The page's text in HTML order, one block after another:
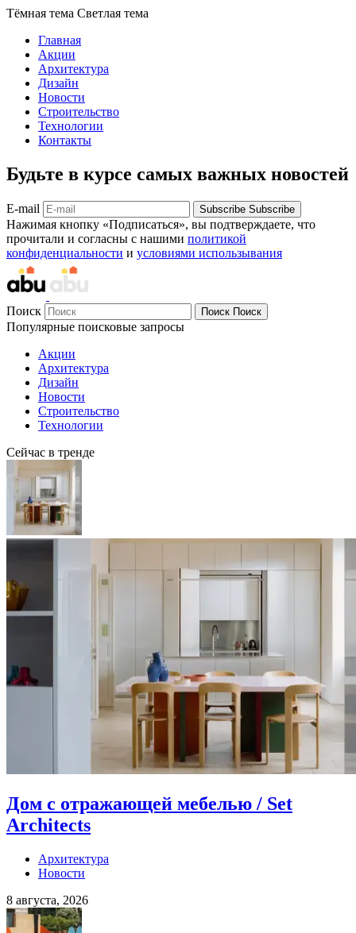
Тёмная тема Светлая тема
Главная
Акции
Архитектура
Дизайн
Новости
Строительство
Технологии
Контакты
Будьте в курсе самых важных новостей
E-mail Subscribe Subscribe
Нажимая кнопку «Подписаться», вы подтверждаете, что
прочитали и согласны с нашими политикой
конфиденциальности и условиями использывания
Поиск Поиск Поиск
Популярные поисковые запросы
Акции
Архитектура
Дизайн
Новости
Строительство
Технологии
Сейчас в тренде
Дом с отражающей мебелью / Set
Architects
Архитектура
Новости
8 августа, 2026